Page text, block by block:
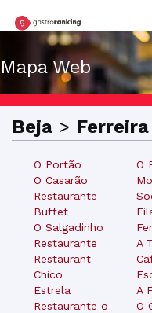
Mapa Web
Beja >
O Portão
O Casarão
Restaurante
Buffet
O Salgadinho
Restaurante
Restaurant
Chico
Estrela
Restaurante o
O
A
A
O